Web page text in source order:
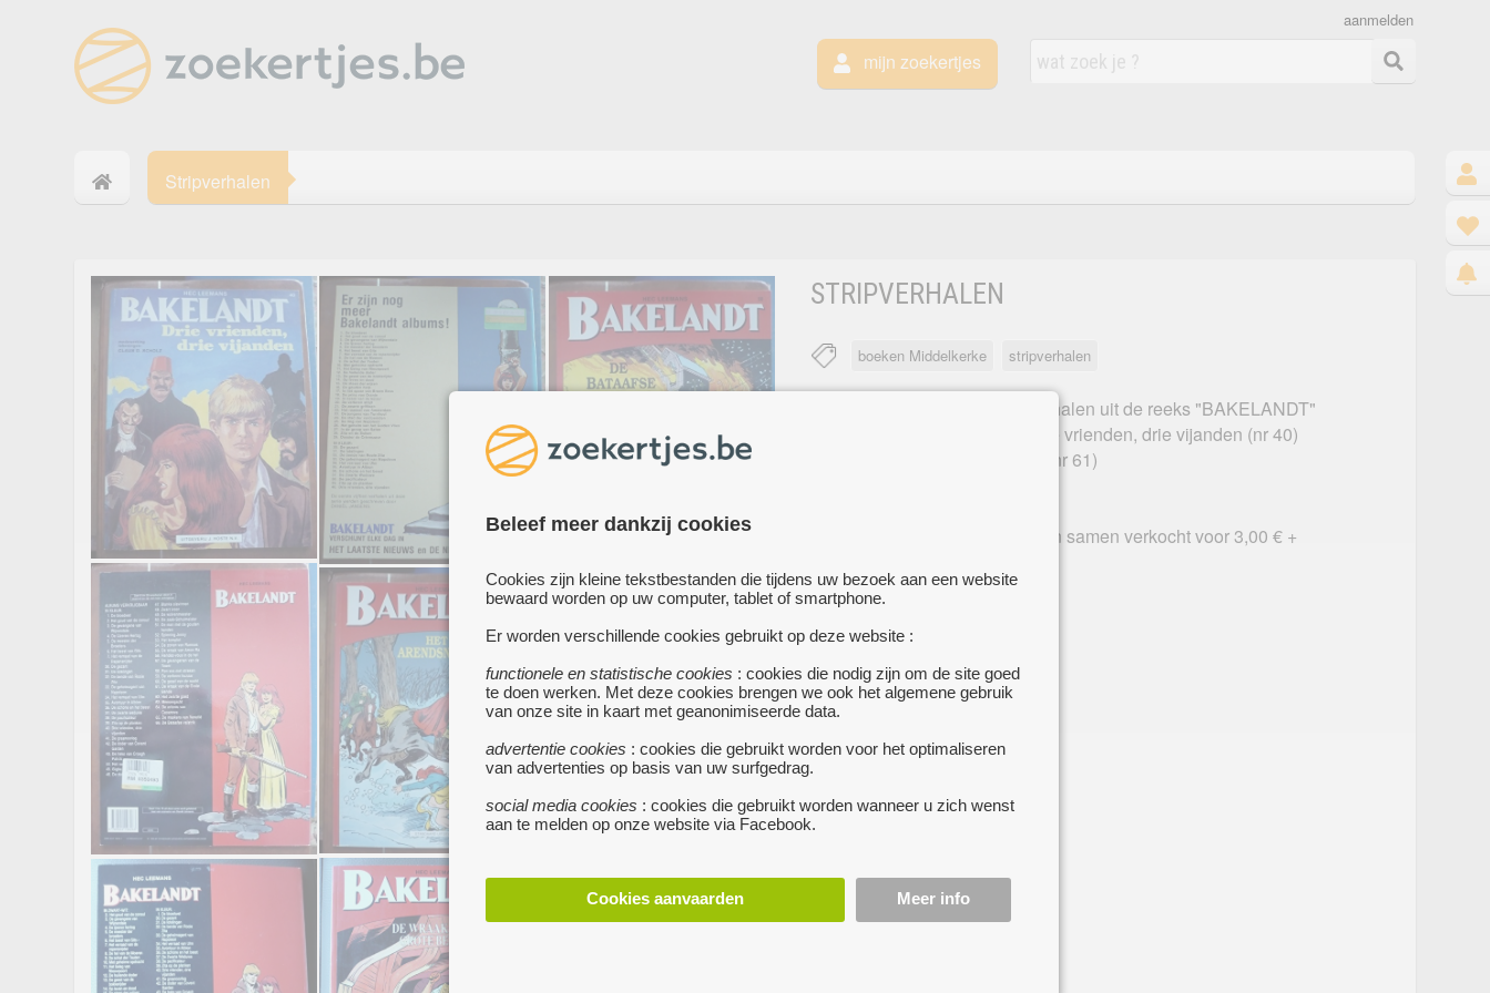
Beleef meer dankzij cookies
Cookies zijn kleine tekstbestanden die tijdens uw bezoek aan een website
bewaard worden op uw computer, tablet of smartphone.
Er worden verschillende cookies gebruikt op deze website :
functionele en statistische cookies : cookies die nodig zijn om de site goed
te doen werken. Met deze cookies brengen we ook het algemene gebruik
van onze site in kaart met geanonimiseerde data.
advertentie cookies : cookies die gebruikt worden voor het optimaliseren
van advertenties op basis van uw surfgedrag.
social media cookies : cookies die gebruikt worden wanneer u zich wenst
aan te melden op onze website via Facebook.
Cookies aanvaarden Meer info
mijn zoekertjes
aanmelden
Stripverhalen
STRIPVERHALEN
boeken Middelkerke stripverhalen
4 stripverhalen uit de reeks "BAKELANDT"
Titels Drie vrienden, drie vijanden (nr 40)
De wraak van de grote bende (nr 61)
Alle 4 volledig nieuw en worden samen verkocht voor 3,00 € +
prijs : 3 €
stuur een berichtje